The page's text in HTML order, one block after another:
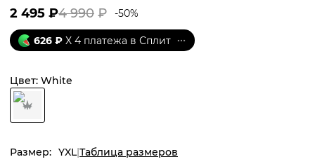
4 990 ₽
2 495 ₽ -50%
626 ₽ X 4 платежа в Сплит
Цвет: White
Размер: YXL Таблица размеров